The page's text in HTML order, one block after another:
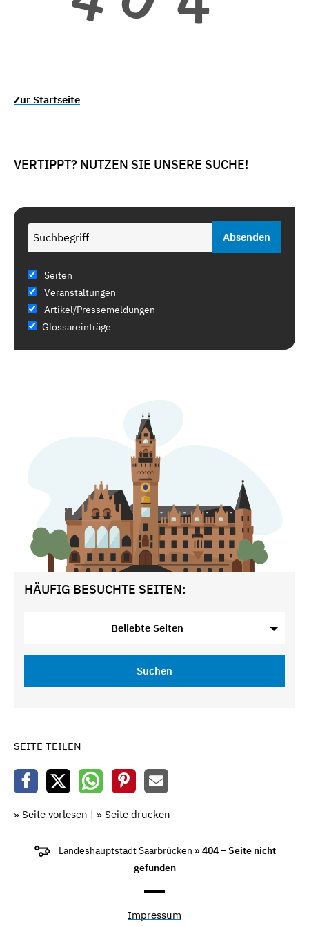
Zur Startseite
VERTIPPT? NUTZEN SIE UNSERE SUCHE!
Seiten
Veranstaltungen
Artikel/Pressemeldungen
Glossareinträge
HÄUFIG BESUCHTE SEITEN:
Beliebte Seiten
Suchen
SEITE TEILEN
» Seite vorlesen | » Seite drucken
Landeshauptstadt Saarbrücken » 404 – Seite nicht
gefunden
Impressum